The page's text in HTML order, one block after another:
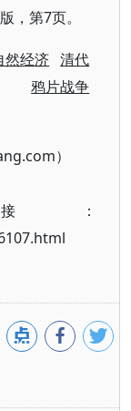
，第7页。
然经济 清代
鸦片战争
）
：